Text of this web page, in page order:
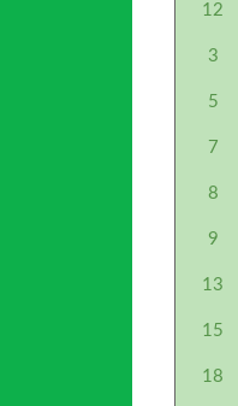
12
3
5
7
8
9
13
15
18